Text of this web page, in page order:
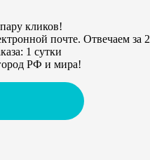
кликов!
почте. Отвечаем за
1 сутки
РФ и мира!